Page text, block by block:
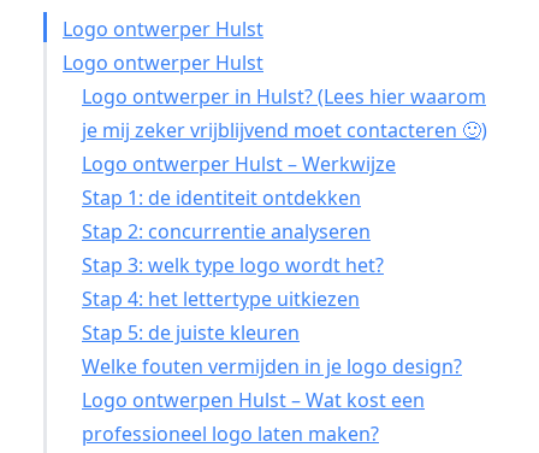
Logo ontwerper Hulst
Logo ontwerper Hulst
Logo ontwerper in Hulst? (Lees hier waarom
je mij zeker vrijblijvend moet contacteren 🙂)
Logo ontwerper Hulst – Werkwijze
Stap 1: de identiteit ontdekken
Stap 2: concurrentie analyseren
Stap 3: welk type logo wordt het?
Stap 4: het lettertype uitkiezen
Stap 5: de juiste kleuren
Welke fouten vermijden in je logo design?
Logo ontwerpen Hulst – Wat kost een
professioneel logo laten maken?